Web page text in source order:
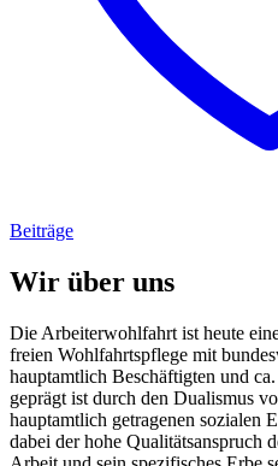
Beiträge
Wir über uns
Die Arbeiterwohlfahrt ist heute
freien Wohlfahrtspflege mit
hauptamtlich Beschäftigten und
geprägt ist durch den Dualismus
hauptamtlich getragenen sozialen
dabei der hohe Qualitätsanspruch